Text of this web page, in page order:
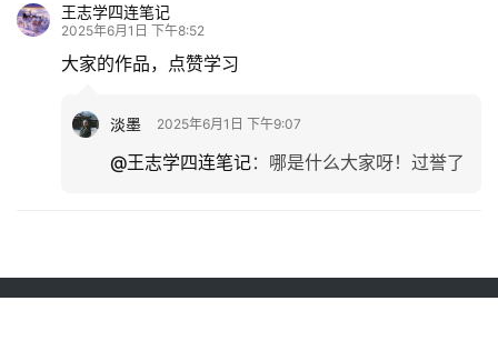
王志学四连笔记
2025年6月1日 下午8:52
大家的作品，点赞学习
淡墨 2025年6月1日 下午9:07
@王志学四连笔记： 哪是什么大家呀！过誉了